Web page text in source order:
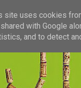
site uses cookies
with Google
and to detect